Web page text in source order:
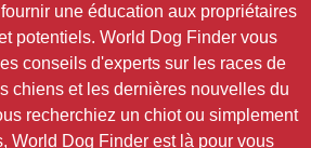
une éducation aux propriétaires
potentiels. World Dog Finder vous
conseils d'experts sur les races de
chiens et les dernières nouvelles du
recherchiez un chiot ou simplement
World Dog Finder est là pour vous